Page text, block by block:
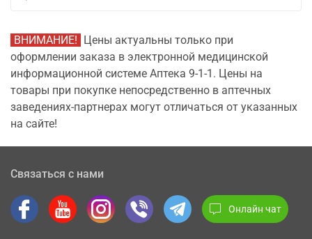
ВНИМАНИЕ! Цены актуальны только при
оформлении заказа в электронной медицинской
информационной системе Аптека 9-1-1. Цены на
товары при покупке непосредственно в аптечных
заведениях-партнерах могут отличаться от указанных
на сайте!
Связаться с нами
Онлайн чат